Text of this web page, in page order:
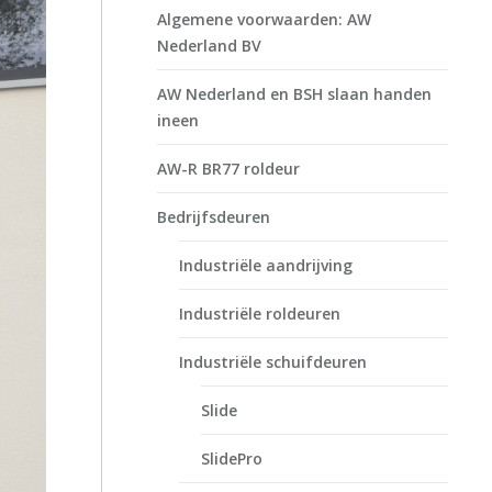
Algemene voorwaarden: AW
Nederland BV
AW Nederland en BSH slaan handen
ineen
AW-R BR77 roldeur
Bedrijfsdeuren
Industriële aandrijving
Industriële roldeuren
Industriële schuifdeuren
Slide
SlidePro